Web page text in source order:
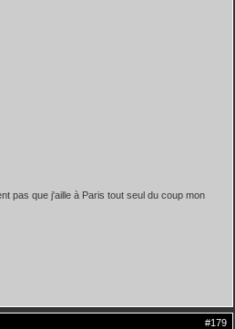
pas que j'aille à Paris tout seul du coup mon
#179